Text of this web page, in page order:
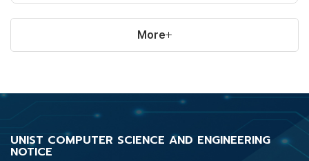
More
UNIST COMPUTER SCIENCE AND ENGINEERING
NOTICE